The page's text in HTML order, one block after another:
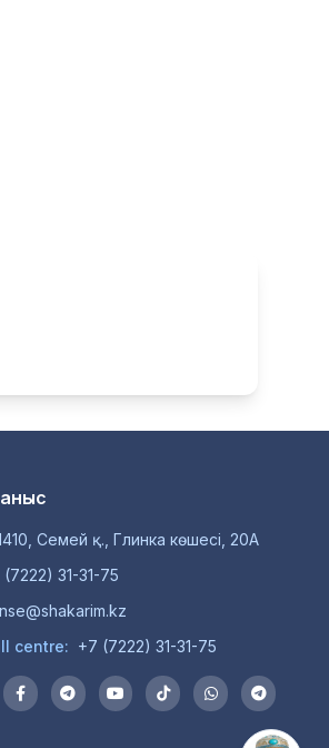
Семей қ., Глинка көшесі, 20А
(7222) 31-31-75
centre: +7 (7222) 31-31-75